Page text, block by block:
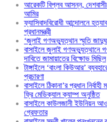
আরেকটি বিপ্লব আসন্ন,
আমির
ফ্যাসিবাদবিরোধী আন্দোলনে
প্রধানমন্ত্রী
‘জুলাই গণঅভ্যুত্থান স্মৃতি
বাসাইলে জুলাই গণঅভ্যুত্থানে
দাবিতে জামায়াতের বিক্ষোভ মিছিল
টাঙ্গাইলে ‘বাংলা কিউআর’
প্রচারণা
বাসাইলে ঠিকানা’র প্রধান
ফ্রি মেডিক্যাল ক্যাম্প অনুষ্ঠিত
বাসাইলে কাউলজানী ইউনিয়ন
গ্রেফতার